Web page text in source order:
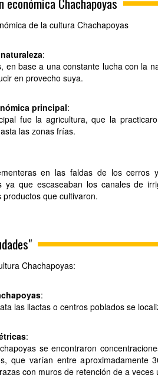
de la cultura Chachapoyas
:
en base a una constante lucha con la
en provecho suya.
principal:
fue la agricultura, que la
las zonas frías.
en las faldas de los cerros
ya que escaseaban los canales de
que cultivaron.
Chachapoyas:
:
las llactas o centros poblados se
:
se encontraron
que varían entre aproximadamente
con muros de retención de a veces